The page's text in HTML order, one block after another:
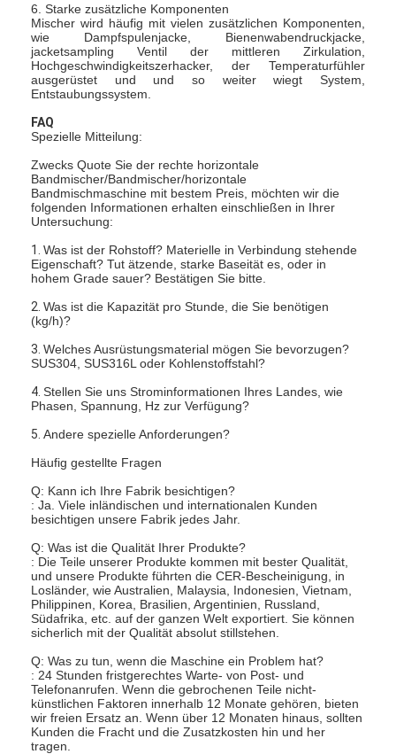
6. Starke zusätzliche Komponenten
Mischer wird häufig mit vielen zusätzlichen Komponenten,
wie Dampfspulenjacke, Bienenwabendruckjacke,
jacketsampling Ventil der mittleren Zirkulation,
Hochgeschwindigkeitszerhacker, der Temperaturfühler
ausgerüstet und und so weiter wiegt System,
Entstaubungssystem.
FAQ
Spezielle Mitteilung:
Zwecks Quote Sie der rechte horizontale
Bandmischer/Bandmischer/horizontale
Bandmischmaschine mit bestem Preis, möchten wir die
folgenden Informationen erhalten einschließen in Ihrer
Untersuchung:
1.Was ist der Rohstoff? Materielle in Verbindung stehende
Eigenschaft? Tut ätzende, starke Baseität es, oder in
hohem Grade sauer? Bestätigen Sie bitte.
2.Was ist die Kapazität pro Stunde, die Sie benötigen
(kg/h)?
3.Welches Ausrüstungsmaterial mögen Sie bevorzugen?
SUS304, SUS316L oder Kohlenstoffstahl?
4.Stellen Sie uns Strominformationen Ihres Landes, wie
Phasen, Spannung, Hz zur Verfügung?
5.Andere spezielle Anforderungen?
Häufig gestellte Fragen
Q: Kann ich Ihre Fabrik besichtigen?
: Ja. Viele inländischen und internationalen Kunden
besichtigen unsere Fabrik jedes Jahr.
Q: Was ist die Qualität Ihrer Produkte?
: Die Teile unserer Produkte kommen mit bester Qualität,
und unsere Produkte führten die CER-Bescheinigung, in
Losländer, wie Australien, Malaysia, Indonesien, Vietnam,
Philippinen, Korea, Brasilien, Argentinien, Russland,
Südafrika, etc. auf der ganzen Welt exportiert. Sie können
sicherlich mit der Qualität absolut stillstehen.
Q: Was zu tun, wenn die Maschine ein Problem hat?
: 24 Stunden fristgerechtes Warte- von Post- und
Telefonanrufen. Wenn die gebrochenen Teile nicht-
künstlichen Faktoren innerhalb 12 Monate gehören, bieten
wir freien Ersatz an. Wenn über 12 Monaten hinaus, sollten
Kunden die Fracht und die Zusatzkosten hin und her
tragen.